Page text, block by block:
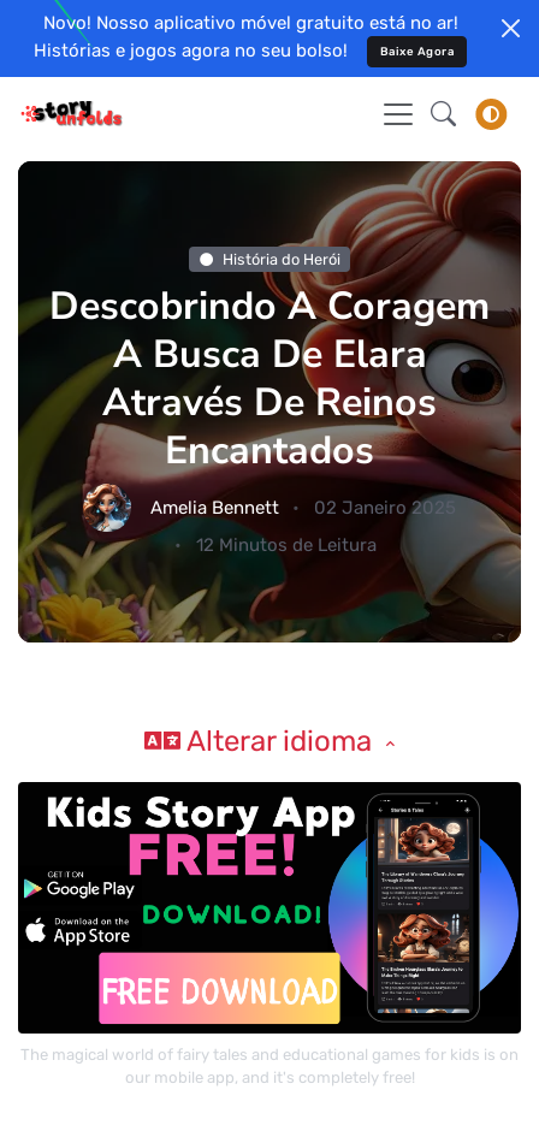
Novo! Nosso aplicativo móvel gratuito está no ar!
Histórias e jogos agora no seu bolso!
Baixe Agora
História do Herói
Descobrindo A Coragem
A Busca De Elara
Através De Reinos
Encantados
Amelia Bennett
02 Janeiro 2025
12 Minutos de Leitura
Alterar idioma
The magical world of fairy tales and educational games for kids is on
our mobile app, and it's completely free!